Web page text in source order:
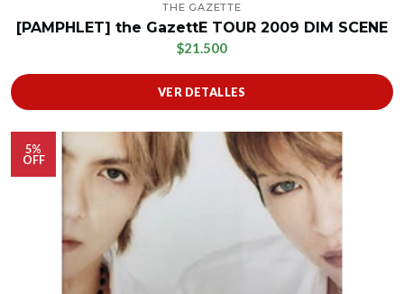
THE GAZETTE
[PAMPHLET] the GazettE TOUR 2009 DIM SCENE
$21.500
VER DETALLES
5%
OFF